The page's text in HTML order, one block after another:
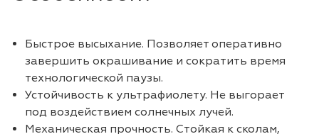
Быстрое высыхание. Позволяет оперативно
завершить окрашивание и сократить время
технологической паузы.
Устойчивость к ультрафиолету. Не выгорает
под воздействием солнечных лучей.
Механическая прочность. Стойкая к сколам,